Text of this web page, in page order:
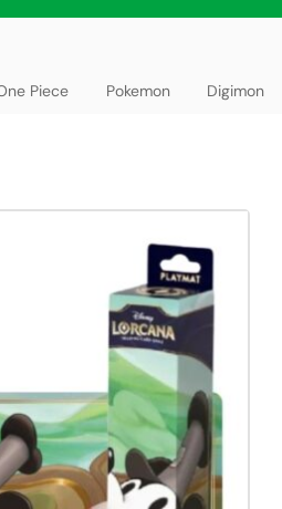
Piece Pokemon Digimon